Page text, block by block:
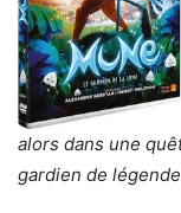
alors dans une
gardien de